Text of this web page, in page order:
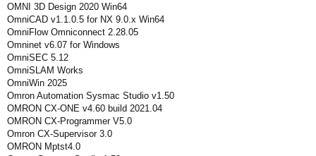
OMNI 3D Design 2020 Win64
OmniCAD v1.1.0.5 for NX 9.0.x Win64
OmniFlow Omniconnect 2.28.05
Omninet v6.07 for Windows
OmniSEC 5.12
OmniSLAM Works
OmniWin 2025
Omron Automation Sysmac Studio v1.50
OMRON CX-ONE v4.60 build 2021.04
OMRON CX-Programmer V5.0
Omron CX-Supervisor 3.0
OMRON Mptst4.0